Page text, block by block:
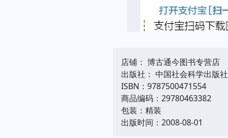
店铺： 博古通今图书专营店
出版社： 中国社会科学出版社
ISBN：9787500471554
商品编码：29780463382
包装：精装
出版时间：2008-08-01